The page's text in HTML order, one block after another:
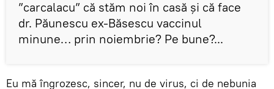
”carcalacu” că stăm noi în casă și că face
dr. Păunescu ex-Băsescu vaccinul
minune… prin noiembrie? Pe bune?...
Eu mă îngrozesc, sincer, nu de virus, ci de nebunia